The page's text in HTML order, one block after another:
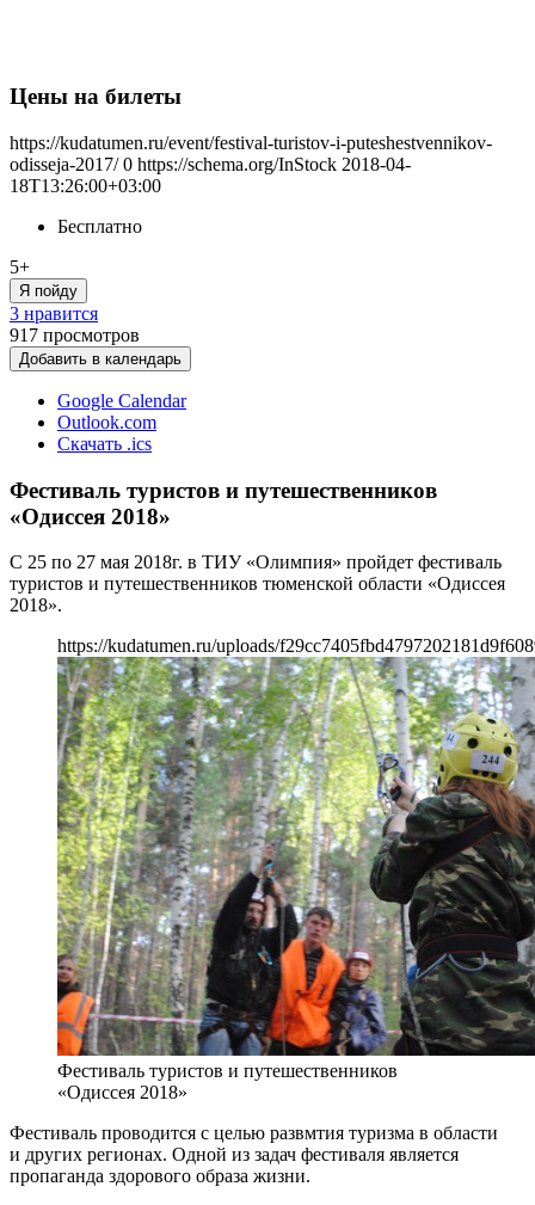
Цены на билеты
https://kudatumen.ru/event/festival-turistov-i-puteshestvennikov-
odisseja-2017/ 0 https://schema.org/InStock 2018-04-
18T13:26:00+03:00
Бесплатно
5+
Я пойду
3 нравится
917 просмотров
Добавить в календарь
Google Calendar
Outlook.com
Скачать .ics
Фестиваль туристов и путешественников
«Одиссея 2018»
С 25 по 27 мая 2018г. в ТИУ «Олимпия» пройдет фестиваль
туристов и путешественников тюменской области «Одиссея
2018».
https://kudatumen.ru/uploads/
Фестиваль туристов и путешественников
«Одиссея 2018»
Фестиваль проводится с целью развмтия туризма в области
и других регионах. Одной из задач фестиваля является
пропаганда здорового образа жизни.